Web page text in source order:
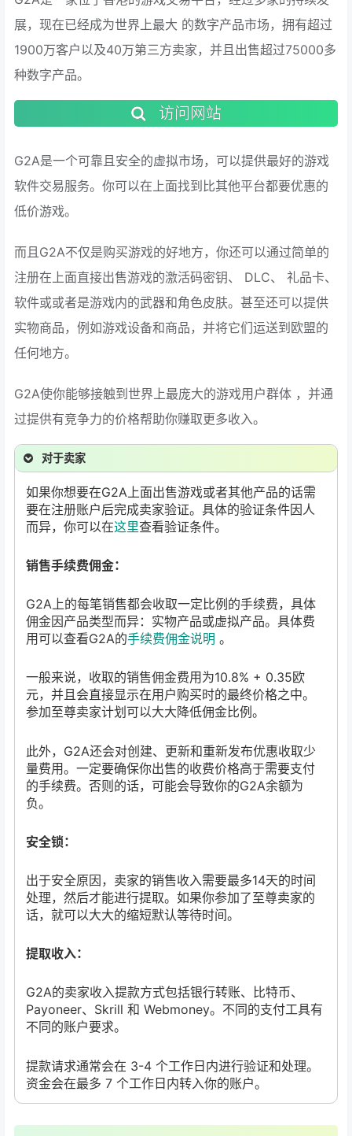
展，现在已经成为世界上最大 的数字产品市场，拥有超过
1900万客户以及40万第三方卖家，并且出售超过75000多
种数字产品。
访问网站
G2A是一个可靠且安全的虚拟市场，可以提供最好的游戏
软件交易服务。你可以在上面找到比其他平台都要优惠的
低价游戏。
而且G2A不仅是购买游戏的好地方，你还可以通过简单的
注册在上面直接出售游戏的激活码密钥、 DLC、 礼品卡、
软件或或者是游戏内的武器和角色皮肤。甚至还可以提供
实物商品，例如游戏设备和商品，并将它们运送到欧盟的
任何地方。
G2A使你能够接触到世界上最庞大的游戏用户群体 ，并通
过提供有竞争力的价格帮助你赚取更多收入。
对于卖家
如果你想要在G2A上面出售游戏或者其他产品的话需
要在注册账户后完成卖家验证。具体的验证条件因人
而异，你可以在这里查看验证条件。
销售手续费佣金：
G2A上的每笔销售都会收取一定比例的手续费，具体
佣金因产品类型而异：实物产品或虚拟产品。具体费
用可以查看G2A的手续费佣金说明 。
一般来说，收取的销售佣金费用为10.8% + 0.35欧
元，并且会直接显示在用户购买时的最终价格之中。
参加至尊卖家计划可以大大降低佣金比例。
此外，G2A还会对创建、更新和重新发布优惠收取少
量费用。一定要确保你出售的收费价格高于需要支付
的手续费。否则的话，可能会导致你的G2A余额为
负。
安全锁：
出于安全原因，卖家的销售收入需要最多14天的时间
处理，然后才能进行提取。如果你参加了至尊卖家的
话，就可以大大的缩短默认等待时间。
提取收入：
G2A的卖家收入提款方式包括银行转账、比特币、
Payoneer、Skrill 和 Webmoney。不同的支付工具有
不同的账户要求。
提款请求通常会在 3-4 个工作日内进行验证和处理。
资金会在最多 7 个工作日内转入你的账户。